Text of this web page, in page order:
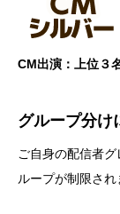
CM出演：上位３
グループ分け
ご自身の配信者
ループが制限され